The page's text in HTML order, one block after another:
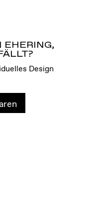
EHERING,
Design